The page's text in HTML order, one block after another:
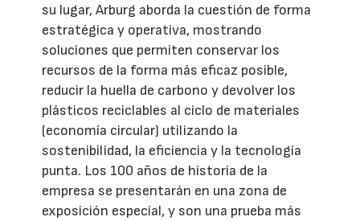
su lugar, Arburg aborda la cuestión de forma
estratégica y operativa, mostrando
soluciones que permiten conservar los
recursos de la forma más eficaz posible,
reducir la huella de carbono y devolver los
plásticos reciclables al ciclo de materiales
(economía circular) utilizando la
sostenibilidad, la eficiencia y la tecnología
punta. Los 100 años de historia de la
empresa se presentarán en una zona de
exposición especial, y son una prueba más